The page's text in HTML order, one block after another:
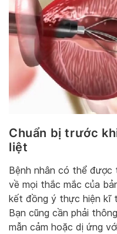
Chuẩn bị trước
liệt
Bệnh nhân có thể được
về mọi thắc mắc của
kết đồng ý thực hiện kĩ
Bạn cũng cần phải
mẫn cảm hoặc dị ứng